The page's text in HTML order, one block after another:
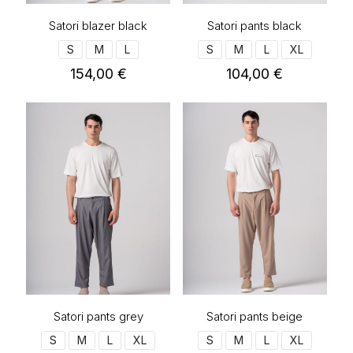
Satori blazer black
S M L
154,00 €
προϊόν
έχει
πολλαπλές
παραλλαγές.
Οι
επιλογές
μπορούν
να
επιλεγούν
στη
σελίδα
του
Satori pants black
S M L XL
104,00€
προϊόν
έχει
πολλαπλές
παραλλαγές.
Οι
επιλογές
μπορούν
να
επιλεγούν
στη
σελίδα
του
Satori pants grey
S M L XL
Satori pants beige
S M L XL